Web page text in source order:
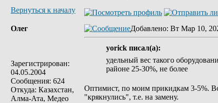
Вернуться к началу
Олег
Зарегистрирован:
04.05.2004
Сообщения: 624
Откуда: Казахстан,
Алма-Ата, Медео
Добавлено: Вт Мар 10,
yorick писал(а):
удельный вес такого
районе 25-30%, не более
Оптимист, по моим прикидкам 3-5%. Во
"крякнулись", т.е. на замену.